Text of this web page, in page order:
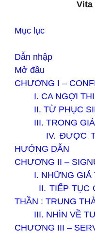
Vita
Mục lục
Dẫn nhập
Mở đầu
CHƯƠNG I –
I. CA NGỢI
II. TỪ PHỤC
III. TRONG
IV. ĐƯỢC
HƯỚNG DẪN
CHƯƠNG II –
I. NHỮNG GIÁ
II. TIẾP TỤC
THẦN : TRUNG
III. NHÌN VỀ
CHƯƠNG III –